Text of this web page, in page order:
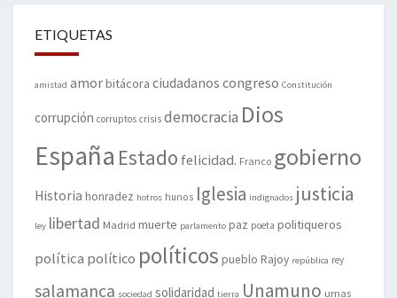
ETIQUETAS
amistad amorbitácora ciudadanos congreso Constitución
corrupción corruptos crisis democracia Dios
España Estado felicidad. Franco gobierno
Historia honradez hotros hunos Iglesia indignados justicia
ley libertad Madrid muerte parlamento paz poeta politiqueros
política político políticos pueblo Rajoy república rey
salamanca sociedad solidaridad tierra Unamuno urnas